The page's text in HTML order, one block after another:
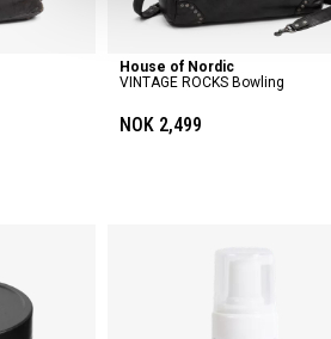
VINTAGE ROCKS Bowling
House of Nordic
NOK 2,499